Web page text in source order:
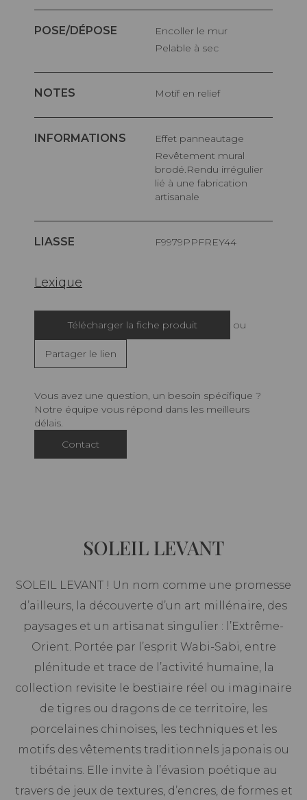
POSE/DÉPOSE
Encoller le mur
Pelable à sec
NOTES Motif en relief
INFORMATIONS
Effet panneautage
Revêtement mural
brodé.Rendu irrégulier
lié à une fabrication
artisanale
LIASSE F9979PPFREY44
Lexique
Télécharger la fiche produit ou
Partager le lien
Vous avez une question, un besoin spécifique ?
Notre équipe vous répond dans les meilleurs
délais.
Contact
SOLEIL LEVANT
SOLEIL LEVANT ! Un nom comme une promesse
d’ailleurs, la découverte d’un art millénaire, des
paysages et un artisanat singulier : l’Extrême-
Orient. Portée par l’esprit Wabi-Sabi, entre
plénitude et trace de l’activité humaine, la
collection revisite le bestiaire réel ou imaginaire
de tigres ou dragons de ce territoire, les
porcelaines chinoises, les techniques et les
motifs des vêtements traditionnels japonais ou
tibétains. Elle invite à l’évasion poétique au
travers de jeux de textures, d’encres, de formes et